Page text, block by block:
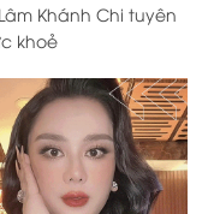
Khánh Chi tuyên
khoẻ